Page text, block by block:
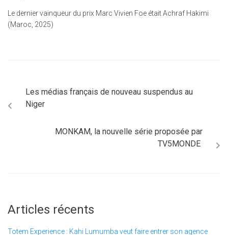
Le dernier vainqueur du prix Marc Vivien Foe était Achraf Hakimi
(Maroc, 2025)
Les médias français de nouveau suspendus au
Niger
MONKAM, la nouvelle série proposée par
TV5MONDE
Articles récents
Totem Experience : Kahi Lumumba veut faire entrer son agence